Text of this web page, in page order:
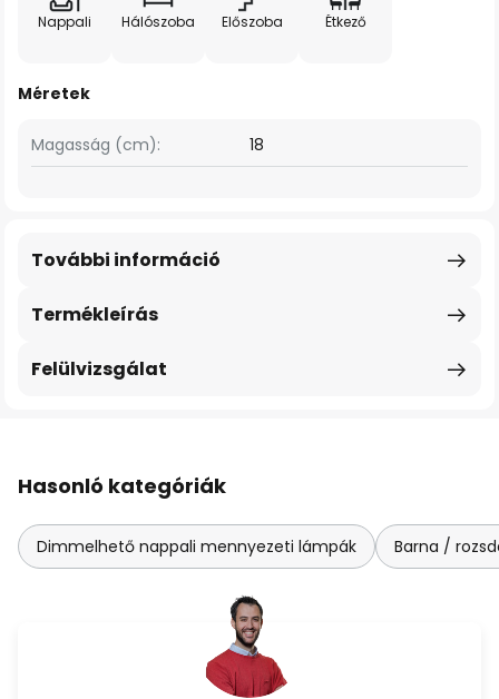
Nappali Hálószoba Előszoba Étkező
Méretek
Magasság (cm): 18
Termékleírás
További információ
Felülvizsgálat
Hasonló kategóriák
Dimmelhető nappali mennyezeti lámpák Barna /